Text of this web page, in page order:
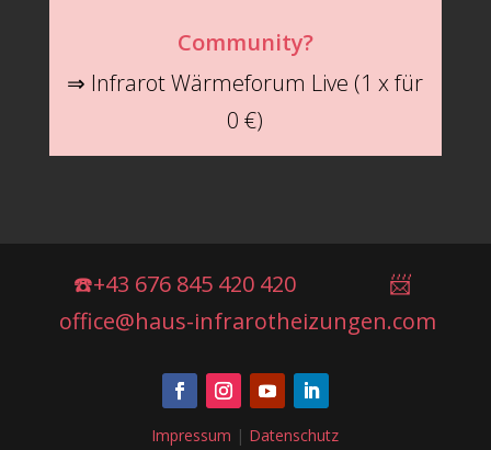
Community?
⇒ Infrarot Wärmeforum Live (1 x für
0 €)
☎️+43 676 845 420 420
📨
office@haus-infrarotheizungen.com
Impressum | Datenschutz